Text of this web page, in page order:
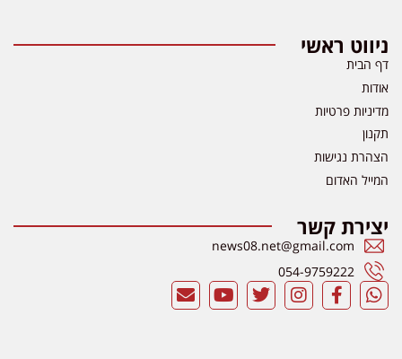
ניווט ראשי
דף הבית
אודות
מדיניות פרטיות
תקנון
הצהרת נגישות
המייל האדום
יצירת קשר
news08.net@gmail.com
054-9759222